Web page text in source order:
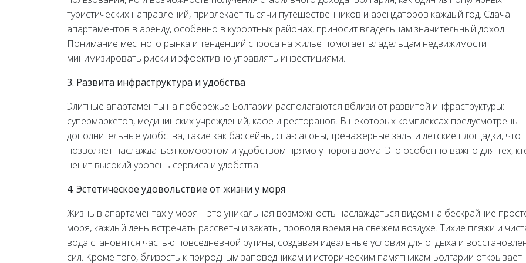
туристических направлений, привлекает тысячи путешественников и арендаторов каждый год. Сдача
апартаментов в аренду, особенно в курортных районах, приносит владельцам значительный доход.
Понимание местного рынка и тенденций спроса на жилье помогает владельцам недвижимости
минимизировать риски и эффективно управлять инвестициями.
3. Развита инфраструктура и удобства
Элитные апартаменты на побережье Болгарии располагаются вблизи от развитой инфраструктуры:
супермаркетов, медицинских учреждений, кафе и ресторанов. В некоторых комплексах предусмотрены
дополнительные удобства, такие как бассейны, спа-салоны, тренажерные залы и детские площадки, что
позволяет наслаждаться комфортом и удобством прямо у порога дома. Это особенно важно для тех,
ценит высокий уровень сервиса и удобства.
4. Эстетическое удовольствие от жизни у моря
Жизнь в апартаментах у моря – это уникальная возможность наслаждаться видом на бескрайние
моря, каждый день встречать рассветы и закаты, проводя время на свежем воздухе. Тихие пляжи и
вода становятся частью повседневной рутины, создавая идеальные условия для отдыха и
сил. Кроме того, близость к природным заповедникам и историческим памятникам Болгарии открывает